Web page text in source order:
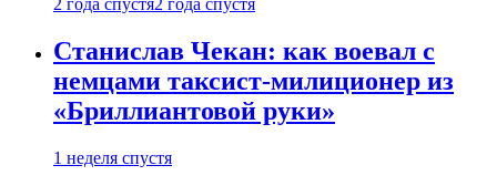
2 года спустя2 года спустя
Станислав Чекан: как воевал с
немцами таксист-милиционер из
«Бриллиантовой руки»
1 неделя спустя